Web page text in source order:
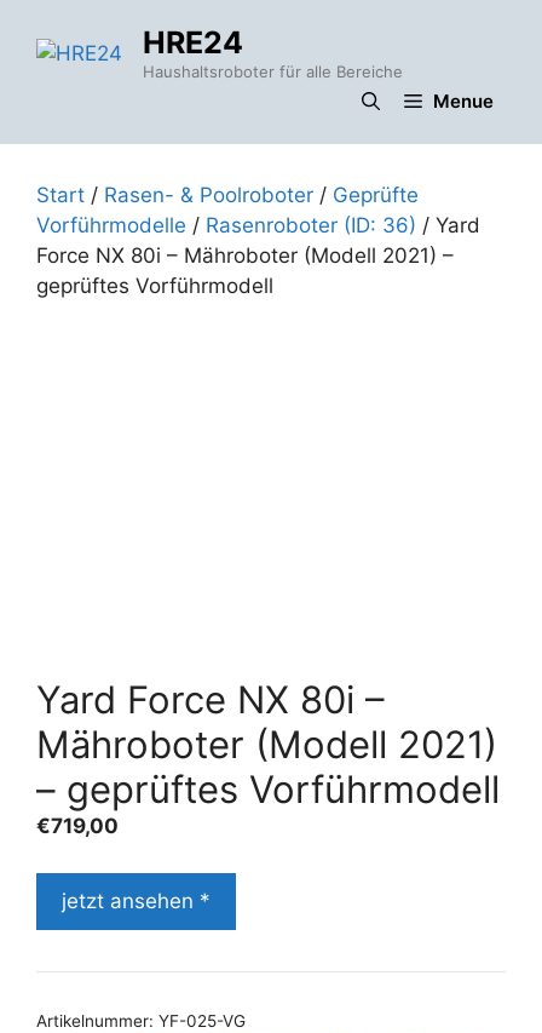
Inhalt
HRE24
Haushaltsroboter für alle Bereiche
Menue
Start / Rasen- & Poolroboter / Geprüfte
Vorführmodelle / Rasenroboter (ID: 36) / Yard
Force NX 80i – Mähroboter (Modell 2021) –
geprüftes Vorführmodell
Yard Force NX 80i –
Mähroboter (Modell 2021)
– geprüftes Vorführmodell
€719,00
jetzt ansehen *
Artikelnummer: YF-025-VG